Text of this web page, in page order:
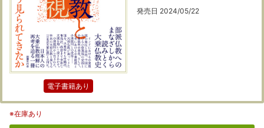
電子書籍あり
発売日 2024/05/22
※在庫あり